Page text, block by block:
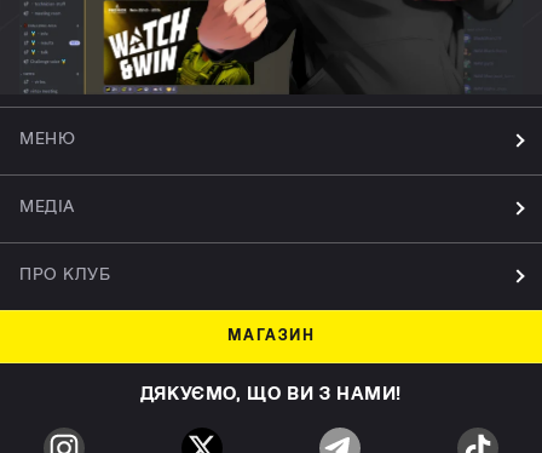
МЕНЮ
МЕДІА
ПРО КЛУБ
МАГАЗИН
ДЯКУЄМО, ЩО ВИ З НАМИ!